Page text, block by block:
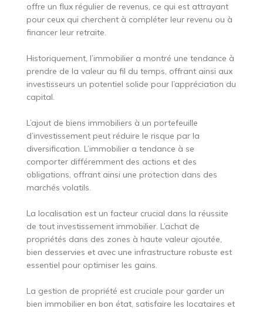
offre un flux régulier de revenus, ce qui est attrayant
pour ceux qui cherchent à compléter leur revenu ou à
financer leur retraite.
Historiquement, l’immobilier a montré une tendance à
prendre de la valeur au fil du temps, offrant ainsi aux
investisseurs un potentiel solide pour l’appréciation du
capital.
L’ajout de biens immobiliers à un portefeuille
d’investissement peut réduire le risque par la
diversification. L’immobilier a tendance à se
comporter différemment des actions et des
obligations, offrant ainsi une protection dans des
marchés volatils.
La localisation est un facteur crucial dans la réussite
de tout investissement immobilier. L’achat de
propriétés dans des zones à haute valeur ajoutée,
bien desservies et avec une infrastructure robuste est
essentiel pour optimiser les gains.
La gestion de propriété est cruciale pour garder un
bien immobilier en bon état, satisfaire les locataires et